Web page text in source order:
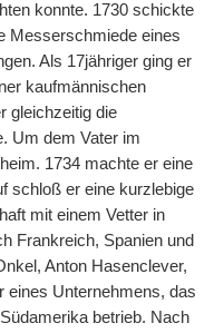
konnte. 1730 schickte
Messerschmiede eines
Als 17jähriger ging er
kaufmännischen
gleichzeitig die
Um dem Vater im
1734 machte er eine
schloß er eine kurzlebige
mit einem Vetter in
Frankreich, Spanien und
Anton Hasenclever,
eines Unternehmens, das
betrieb. Nach